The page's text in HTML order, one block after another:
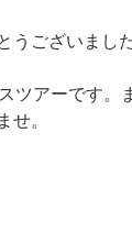
うございまし
ツアーです。
せ。